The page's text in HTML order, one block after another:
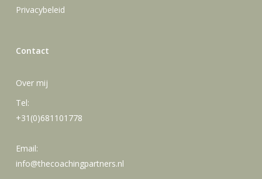
Privacybeleid
Contact
Over mij
Tel:
+31(0)681101778
Email:
info@thecoachingpartners.nl